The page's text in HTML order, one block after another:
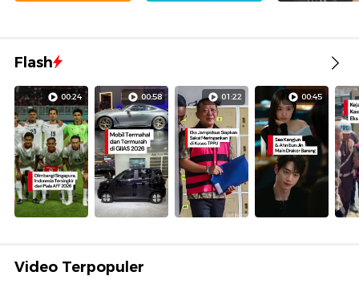
Flash
00:24 00:58 01:22 00:45
Video Terpopuler